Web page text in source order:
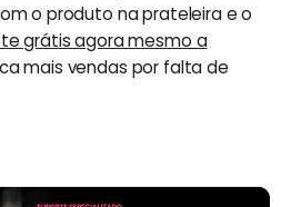
o produto na prateleira e o
grátis agora mesmo a
mais vendas por falta de